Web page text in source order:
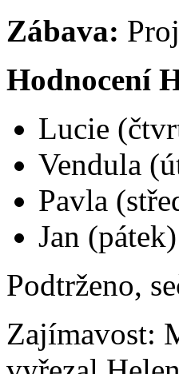
Zábava:
Hodnocení
Lucie
Vendula
Pavla
Jan
Podtrženo,
Zajímavost: